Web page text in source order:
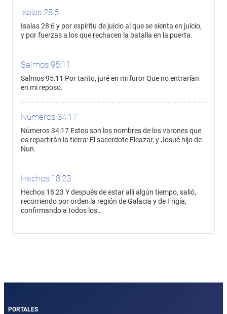
Isaías 28:6
Isaías 28:6 y por espíritu de juicio al que se sienta en juicio,
y por fuerzas a los que rechacen la batalla en la puerta.
Salmos 95:11
Salmos 95:11 Por tanto, juré en mi furor Que no entrarían
en mi reposo.
Números 34:17
Números 34:17 Estos son los nombres de los varones que
os repartirán la tierra: El sacerdote Eleazar, y Josué hijo de
Nun.
Hechos 18:23
Hechos 18:23 Y después de estar allí algún tiempo, salió,
recorriendo por orden la región de Galacia y de Frigia,
confirmando a todos los…
PORTALES